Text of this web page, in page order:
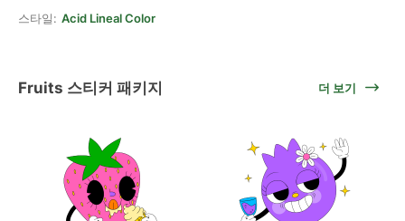
스타일: Acid Lineal Color
Fruits 스티커 패키지 더 보기